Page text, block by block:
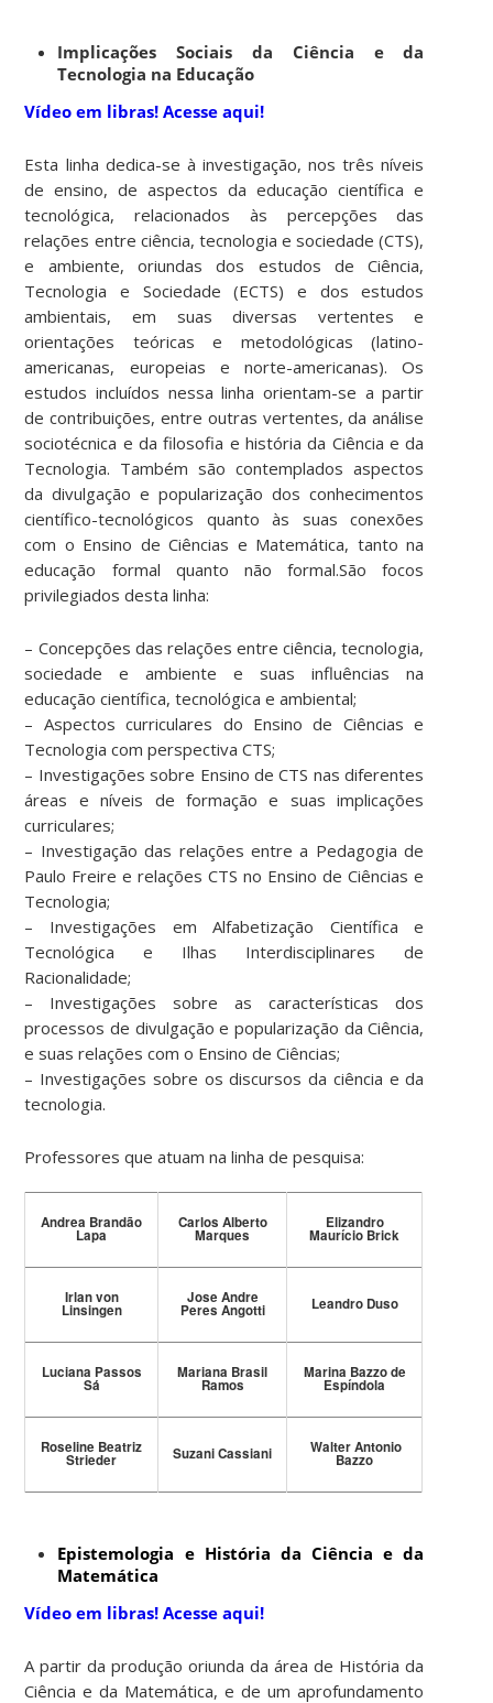
Implicações Sociais da Ciência e da
Tecnologia na Educação
Vídeo em libras! Acesse aqui!
Esta linha dedica-se à investigação, nos três níveis
de ensino, de aspectos da educação científica e
tecnológica, relacionados às percepções das
relações entre ciência, tecnologia e sociedade (CTS),
e ambiente, oriundas dos estudos de Ciência,
Tecnologia e Sociedade (ECTS) e dos estudos
ambientais, em suas diversas vertentes e
orientações teóricas e metodológicas (latino-
americanas, europeias e norte-americanas). Os
estudos incluídos nessa linha orientam-se a partir
de contribuições, entre outras vertentes, da análise
sociotécnica e da filosofia e história da Ciência e da
Tecnologia. Também são contemplados aspectos
da divulgação e popularização dos conhecimentos
científico-tecnológicos quanto às suas conexões
com o Ensino de Ciências e Matemática, tanto na
educação formal quanto não formal.São focos
privilegiados desta linha:
– Concepções das relações entre ciência, tecnologia,
sociedade e ambiente e suas influências na
educação científica, tecnológica e ambiental;
– Aspectos curriculares do Ensino de Ciências e
Tecnologia com perspectiva CTS;
– Investigações sobre Ensino de CTS nas diferentes
áreas e níveis de formação e suas implicações
curriculares;
– Investigação das relações entre a Pedagogia de
Paulo Freire e relações CTS no Ensino de Ciências e
Tecnologia;
– Investigações em Alfabetização Científica e
Tecnológica e Ilhas Interdisciplinares de
Racionalidade;
– Investigações sobre as características dos
processos de divulgação e popularização da Ciência,
e suas relações com o Ensino de Ciências;
– Investigações sobre os discursos da ciência e da
tecnologia.
Professores que atuam na linha de pesquisa:
Andrea Brandão
Lapa
Carlos Alberto
Marques
Elizandro
Maurício Brick
Irlan von
Linsingen
Jose Andre
Peres Angotti Leandro Duso
Luciana Passos
Sá
Mariana Brasil
Ramos
Marina Bazzo de
Espíndola
Roseline Beatriz
Strieder Suzani Cassiani Walter Antonio
Bazzo
Epistemologia e História da Ciência e da
Matemática
Vídeo em libras! Acesse aqui!
A partir da produção oriunda da área de História da
Ciência e da Matemática, e de um aprofundamento